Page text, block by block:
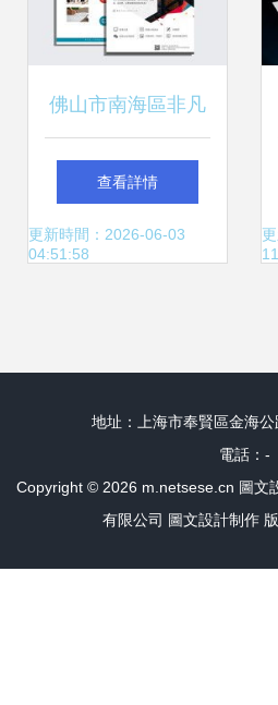
佛山市南海區非凡
圖文設計事務所 主
營 平面設計 包裝
查看詳情
更新時間：2026-06-03
04:51:58
地址：上海市奉賢區金海
電話：-
Copyright © 2026 m.netsese.cn 圖文
有限公司 圖文設計制作